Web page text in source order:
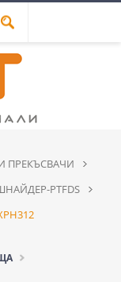
ПРЕКЪСВАЧИ
PTFDS